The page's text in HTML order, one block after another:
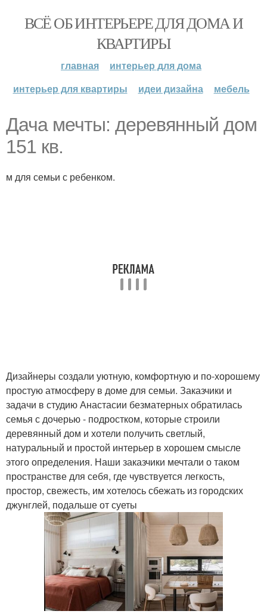
ВСЁ ОБ ИНТЕРЬЕРЕ ДЛЯ ДОМА И
КВАРТИРЫ
главная
интерьер для дома
интерьер для квартиры
идеи дизайна мебель
Дача мечты: деревянный дом
151 кв.
м для семьи с ребенком.
Дизайнеры создали уютную, комфортную и по-хорошему
простую атмосферу в доме для семьи. Заказчики и
задачи в студию Анастасии безматерных обратилась
семья с дочерью - подростком, которые строили
деревянный дом и хотели получить светлый,
натуральный и простой интерьер в хорошем смысле
этого определения. Наши заказчики мечтали о таком
пространстве для себя, где чувствуется легкость,
простор, свежесть, им хотелось сбежать из городских
джунглей, подальше от суеты